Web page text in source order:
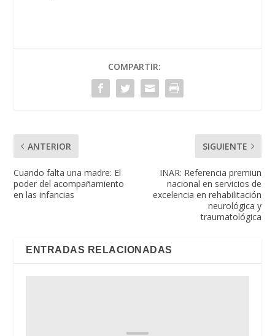
COMPARTIR:
ANTERIOR
Cuando falta una madre: El
poder del acompañamiento
en las infancias
SIGUIENTE
INAR: Referencia premiun
nacional en servicios de
excelencia en rehabilitación
neurológica y
traumatológica
ENTRADAS RELACIONADAS